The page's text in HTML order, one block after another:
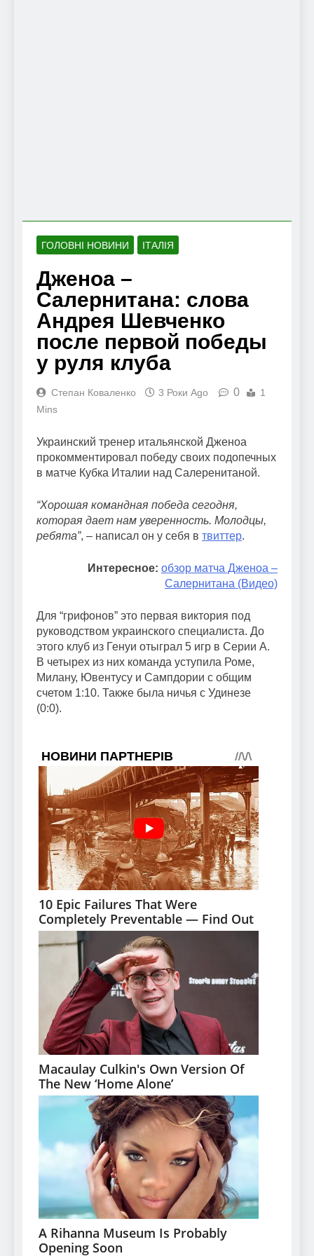
ГОЛОВНІ НОВИНИ ІТАЛІЯ
Дженоа –
Салернитана: слова
Андрея Шевченко
после первой победы
у руля клуба
Степан Коваленко 3 Роки Ago 0
1
Mins
Украинский тренер итальянской Дженоа
прокомментировал победу своих подопечных
в матче Кубка Италии над Салеренитаной.
“Хорошая командная победа сегодня,
которая дает нам уверенность. Молодцы,
ребята”, – написал он у себя в твиттер.
Интересное: обзор матча Дженоа –
Салернитана (Видео)
Для “грифонов” это первая виктория под
руководством украинского специалиста. До
этого клуб из Генуи отыграл 5 игр в Серии А.
В четырех из них команда уступила Роме,
Милану, Ювентусу и Сампдории с общим
счетом 1:10. Также была ничья с Удинезе
(0:0).